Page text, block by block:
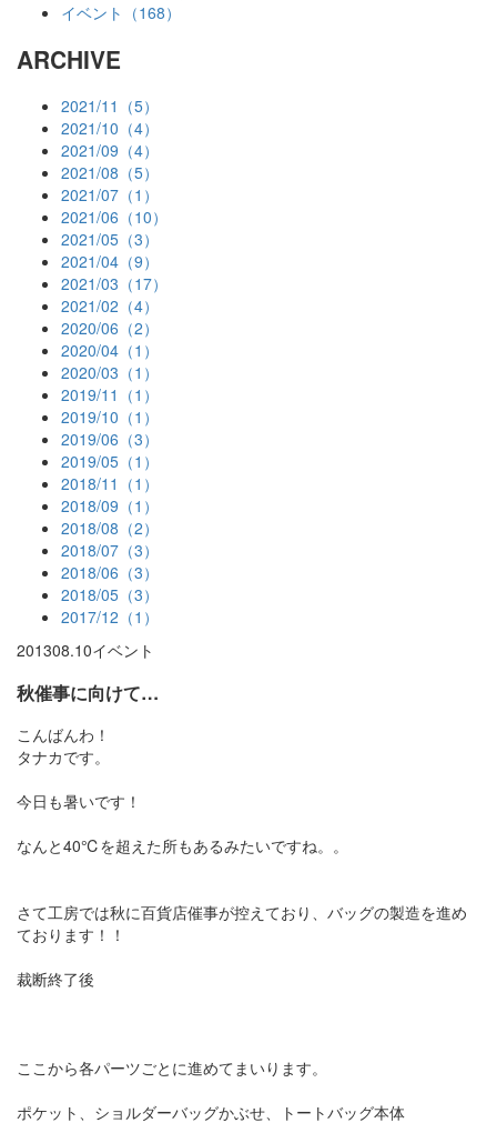
イベント（168）
ARCHIVE
2021/11（5）
2021/10（4）
2021/09（4）
2021/08（5）
2021/07（1）
2021/06（10）
2021/05（3）
2021/04（9）
2021/03（17）
2021/02（4）
2020/06（2）
2020/04（1）
2020/03（1）
2019/11（1）
2019/10（1）
2019/06（3）
2019/05（1）
2018/11（1）
2018/09（1）
2018/08（2）
2018/07（3）
2018/06（3）
2018/05（3）
2017/12（1）
201308.10イベント
秋催事に向けて…
こんばんわ！
タナカです。
今日も暑いです！
なんと40℃を超えた所もあるみたいですね。。
さて工房では秋に百貨店催事が控えており、バッグの製造を進め
ております！！
裁断終了後
ここから各パーツごとに進めてまいります。
ポケット、ショルダーバッグかぶせ、トートバッグ本体